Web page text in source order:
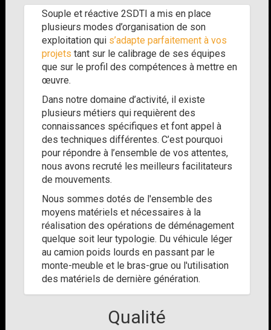
Souple et réactive 2SDTI a mis en place
plusieurs modes d’organisation de son
exploitation qui s’adapte parfaitement à vos
projets tant sur le calibrage de ses équipes
que sur le profil des compétences à mettre en
œuvre.
Dans notre domaine d’activité, il existe
plusieurs métiers qui requièrent des
connaissances spécifiques et font appel à
des techniques différentes. C’est pourquoi
pour répondre à l’ensemble de vos attentes,
nous avons recruté les meilleurs facilitateurs
de mouvements.
Nous sommes dotés de l'ensemble des
moyens matériels et nécessaires à la
réalisation des opérations de déménagement
quelque soit leur typologie. Du véhicule léger
au camion poids lourds en passant par le
monte-meuble et le bras-grue ou l'utilisation
des matériels de dernière génération.
Qualité